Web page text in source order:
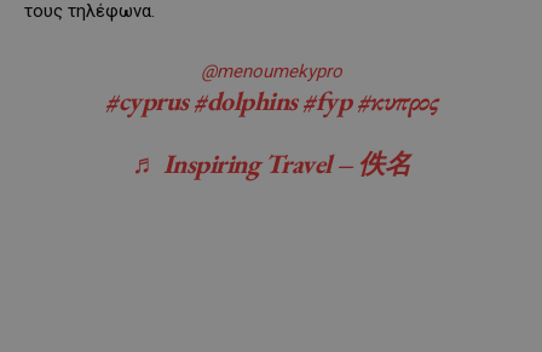
τους τηλέφωνα.
@menoumekypro
#cyprus#dolphins#fyp #κυπρος
♬ Inspiring Travel – 佚名